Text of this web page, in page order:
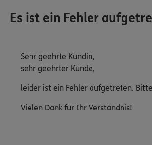
Es ist ein Fehler
Sehr geehrte Kundin,
sehr geehrter Kunde,
leider ist ein Fehler aufgetreten.
Vielen Dank für Ihr Verständnis!